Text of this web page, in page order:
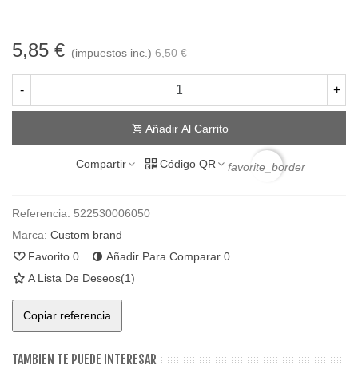
5,85 € (impuestos inc.) 6,50 €
- +
Añadir Al Carrito
Compartir Código QR favorite_border
Referencia: 522530006050
Marca: Custom brand
Favorito 0 Añadir Para Comparar 0
A Lista De Deseos(1)
Copiar referencia
TAMBIEN TE PUEDE INTERESAR